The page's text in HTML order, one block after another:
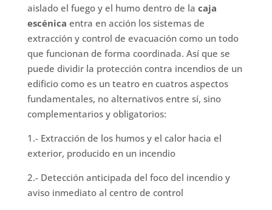
aislado el fuego y el humo dentro de la caja
escénica entra en acción los sistemas de
extracción y control de evacuación como un todo
que funcionan de forma coordinada. Así que se
puede dividir la protección contra incendios de un
edificio como es un teatro en cuatros aspectos
fundamentales, no alternativos entre sí, sino
complementarios y obligatorios:
1.- Extracción de los humos y el calor hacia el
exterior, producido en un incendio
2.- Detección anticipada del foco del incendio y
aviso inmediato al centro de control